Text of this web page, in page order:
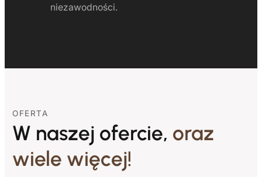
niezawodności.
OFERTA
W naszej ofercie, oraz
wiele więcej!